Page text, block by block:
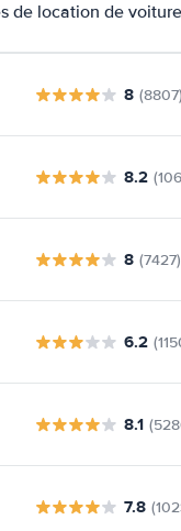
de location de
8 (8807)
8.2
8 (7427)
6.2
8.1
7.8